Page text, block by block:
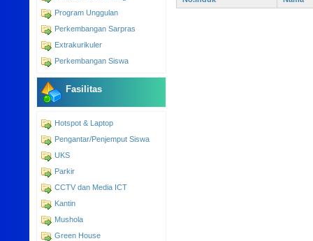
Program Unggulan
Perkembangan Sarpras
Extrakurikuler
Perkembangan Siswa
Fasilitas
Hotspot & Laptop
Pengantar/Penjemput Siswa
UKS
Parkir
CCTV dan Media ICT
Kantin
Mushola
Green House